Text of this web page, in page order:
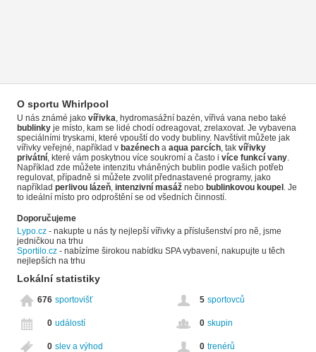
O sportu Whirlpool
U nás známé jako vířivka , hydromasážní bazén, vířivá vana nebo také
bublinky je místo, kam se lidé chodí odreagovat, zrelaxovat. Je vybavena
speciálními tryskami, které vpouští do vody bubliny. Navštívit můžete jak
vířivky veřejné, například v bazénech a aqua parcích , tak vířivky
privátní , které vám poskytnou více soukromí a často i více funkcí vany
Například zde můžete intenzitu vháněných bublin podle vašich potřeb
regulovat, případně si můžete zvolit přednastavené programy, jako
například perlivou lázeň intenzivní masáž nebo bublinkovou koupel . Je
to ideální místo pro odproštění se od všedních činností.
Doporučujeme
Lypo.cz - nakupte u nás ty nejlepší vířivky a příslušenství pro ně, jsme
jedničkou na trhu
Sportilo.cz - nabízíme širokou nabídku SPA vybavení, nakupujte u těch
nejlepších na trhu
Lokální statistiky
676 sportovišť 5 sportovců
0 událostí 0 skupin
0 slev a výhod 0 trenérů